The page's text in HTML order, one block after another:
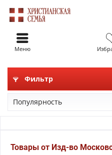
Меню
Фильтр
Товары от Изд-во